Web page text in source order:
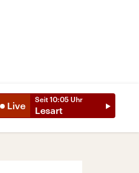
Live
Seit 10:05 Uhr
Lesart